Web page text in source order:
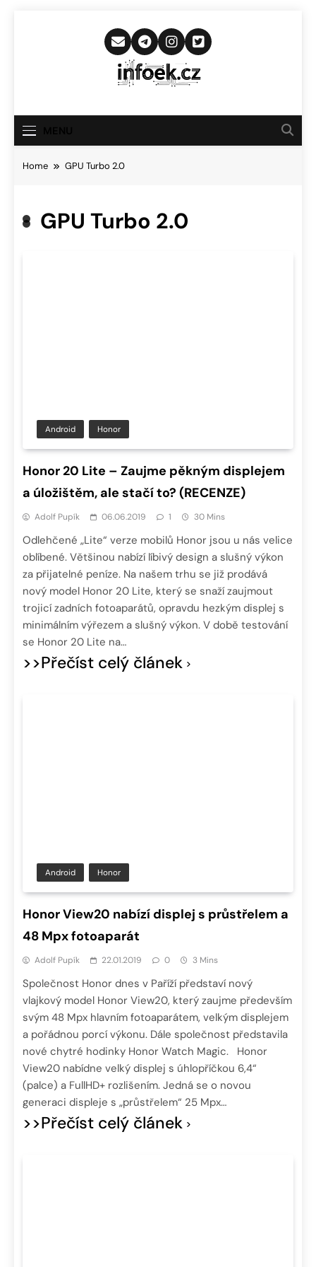
Infoek.cz
Novinkám
Home GPU Turbo 2.0
GPU Turbo 2.0
Android Honor
Honor 20 Lite – Zaujme pěkným displejem
a úložištěm, ale stačí to? (RECENZE)
Adolf Pupík 06.06.2019 1 30 Mins
Odlehčené „Lite“ verze mobilů Honor jsou u nás velice
oblíbené. Většinou nabízí líbivý design a slušný výkon
za přijatelné peníze. Na našem trhu se již prodává
nový model Honor 20 Lite, který se snaží zaujmout
trojicí zadních fotoaparátů, opravdu hezkým displej s
minimálním výřezem a slušný výkon. V době testování
se Honor 20 Lite na…
>>Přečíst celý článek
Android Honor
Honor View20 nabízí displej s průstřelem a
48 Mpx fotoaparát
Adolf Pupík 22.01.2019 0 3 Mins
Společnost Honor dnes v Paříží představí nový
vlajkový model Honor View20, který zaujme především
svým 48 Mpx hlavním fotoaparátem, velkým displejem
a pořádnou porcí výkonu. Dále společnost představila
nové chytré hodinky Honor Watch Magic. Honor
View20 nabídne velký displej s úhlopříčkou 6,4“
(palce) a FullHD+ rozlišením. Jedná se o novou
generaci displeje s „průstřelem“ 25 Mpx…
>>Přečíst celý článek